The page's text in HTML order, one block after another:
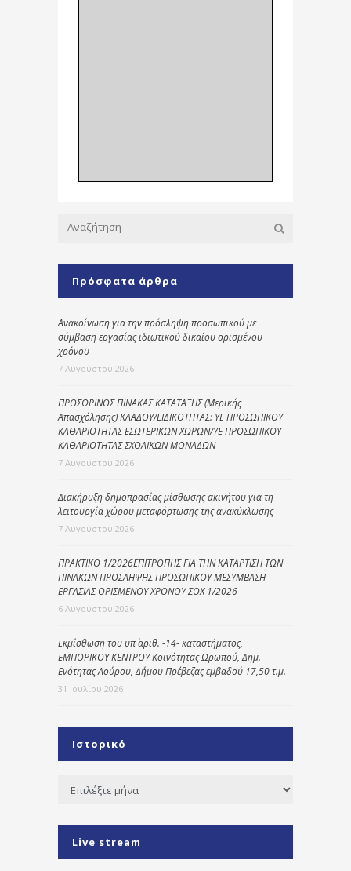
Πρόσφατα άρθρα
Ανακοίνωση για την πρόσληψη προσωπικού με
σύμβαση εργασίας ιδιωτικού δικαίου ορισμένου
χρόνου
7 Αυγούστου 2026
ΠΡΟΣΩΡΙΝΟΣ ΠΙΝΑΚΑΣ ΚΑΤΑΤΑΞΗΣ (Μερικής
Απασχόλησης) ΚΛΑΔΟΥ/ΕΙΔΙΚΟΤΗΤΑΣ: ΥΕ ΠΡΟΣΩΠΙΚΟΥ
ΚΑΘΑΡΙΟΤΗΤΑΣ ΕΣΩΤΕΡΙΚΩΝ ΧΩΡΩΝ/ΥΕ ΠΡΟΣΩΠΙΚΟΥ
ΚΑΘΑΡΙΟΤΗΤΑΣ ΣΧΟΛΙΚΩΝ ΜΟΝΑΔΩΝ
7 Αυγούστου 2026
Διακήρυξη δημοπρασίας μίσθωσης ακινήτου για τη
λειτουργία χώρου μεταφόρτωσης της ανακύκλωσης
7 Αυγούστου 2026
ΠΡΑΚΤΙΚΟ 1/2026ΕΠΙΤΡΟΠΗΣ ΓΙΑ ΤΗΝ ΚΑΤΑΡΤΙΣΗ ΤΩΝ
ΠΙΝΑΚΩΝ ΠΡΟΣΛΗΨΗΣ ΠΡΟΣΩΠΙΚΟΥ ΜΕΣΥΜΒΑΣΗ
ΕΡΓΑΣΙΑΣ ΟΡΙΣΜΕΝΟΥ ΧΡΟΝΟΥ ΣΟΧ 1/2026
6 Αυγούστου 2026
Εκμίσθωση του υπ΄ αριθ. -14- καταστήματος,
ΕΜΠΟΡΙΚΟΥ ΚΕΝΤΡΟΥ Κοινότητας Ωρωπού, Δημ.
Ενότητας Λούρου, Δήμου Πρέβεζας εμβαδού 17,50 τ.μ.
31 Ιουλίου 2026
Ιστορικό
Ιστορικό
Live stream